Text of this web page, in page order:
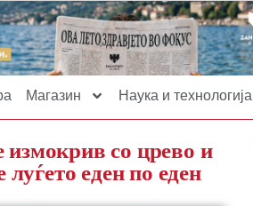
Магазин Наука и технологија
со црево и
еден по еден